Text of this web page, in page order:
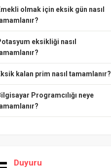
olmak için eksik gün nasıl
eksikliği nasıl
kalan prim nasıl tamamlanır?
Programcılığı neye
Duyuru